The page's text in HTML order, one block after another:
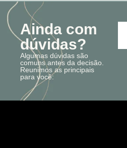
Ainda com
dúvidas?
Algumas dúvidas são
comuns antes da decisão.
Reunimos as principais
para você: